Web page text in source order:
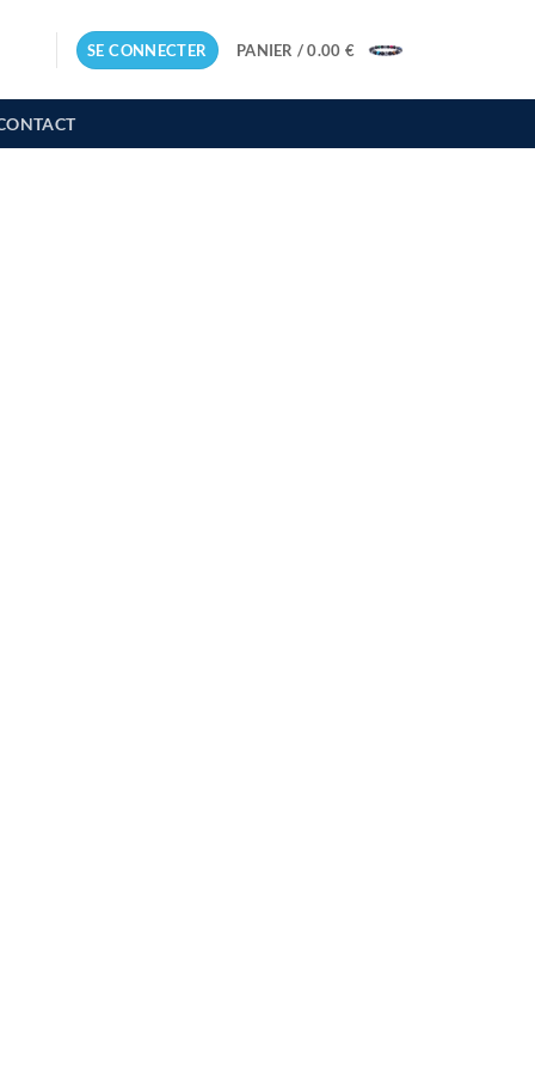
SE CONNECTER PANIER /0.00 €